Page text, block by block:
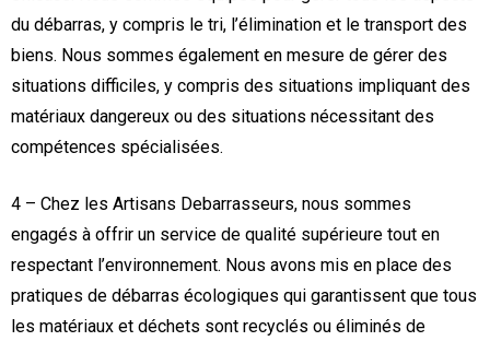
du débarras, y compris le tri, l’élimination et le transport des
biens. Nous sommes également en mesure de gérer des
situations difficiles, y compris des situations impliquant des
matériaux dangereux ou des situations nécessitant des
compétences spécialisées.
4 – Chez les Artisans Debarrasseurs, nous sommes
engagés à offrir un service de qualité supérieure tout en
respectant l’environnement. Nous avons mis en place des
pratiques de débarras écologiques qui garantissent que tous
les matériaux et déchets sont recyclés ou éliminés de